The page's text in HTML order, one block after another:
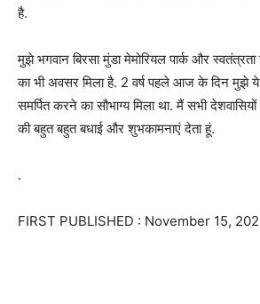
है.
मुझे भगवान बिरसा मुंडा मेमोरियल पार्क और
का भी अवसर मिला है. 2 वर्ष पहले आज के दिन मुझे
समर्पित करने का सौभाग्य मिला था. मैं सभी
की बहुत बहुत बधाई और शुभकामनाएं देता हूं.
.
FIRST PUBLISHED : November 15,